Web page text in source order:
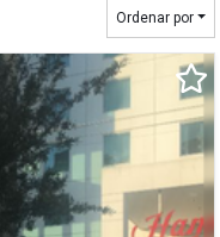
Ordenar por